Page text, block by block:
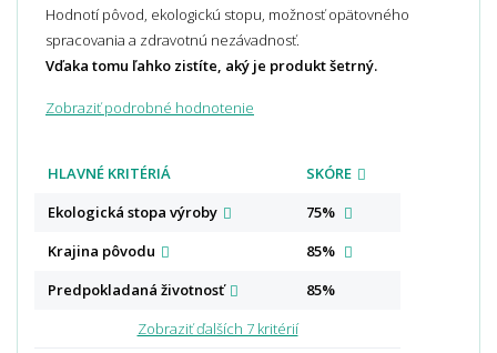
Hodnotí pôvod, ekologickú stopu, možnosť opätovného
spracovania a zdravotnú nezávadnosť.
Vďaka tomu ľahko zistíte, aký je produkt šetrný.
Zobraziť podrobné hodnotenie
HLAVNÉ KRITÉRIÁ
SKÓRE
Ekologická stopa výroby
75%
Krajina pôvodu
85%
Predpokladaná životnosť
85%
Zobraziť ďalších 7 kritérií